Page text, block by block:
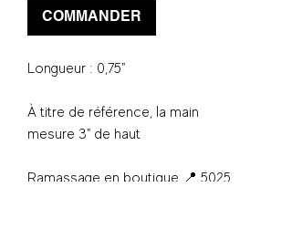
COMMANDER
Longueur : 0,75"
À titre de référence, la main
mesure 3" de haut
Ramassage en boutique 📍 5025